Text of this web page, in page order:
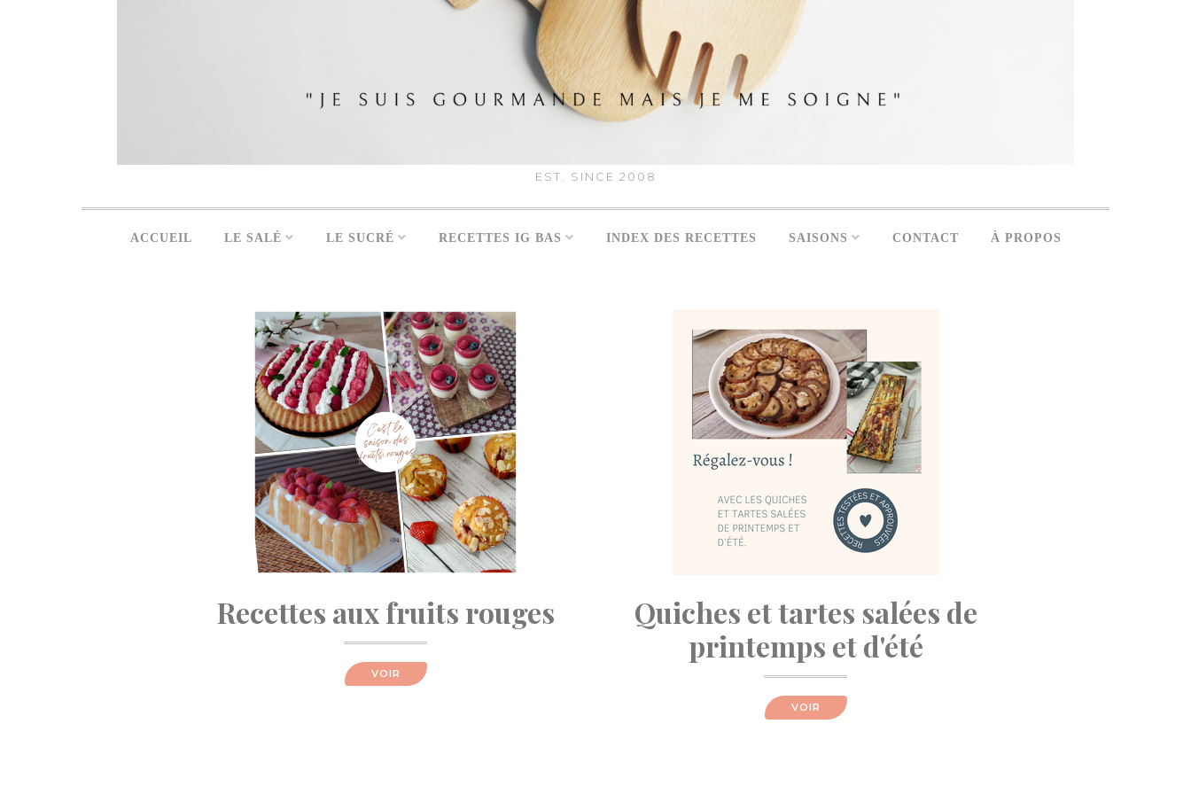
EST. SINCE 2008
ACCUEIL LE SALÉ LE SUCRÉ RECETTES IG BAS INDEX DES RECETTES SAISONS CONTACT À PROPOS
Recettes aux fruits rouges
VOIR
Quiches et tartes salées de
printemps et d'été
VOIR